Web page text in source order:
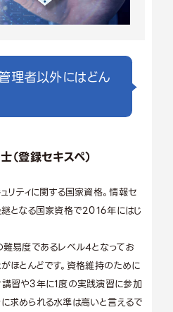
理者以外にはどん
登録セキスペ）
リティに関する国家資格。情報セ
継となる国家資格で2016年にはじ
易度であるレベル4となってお
ほとんどです。資格維持のために
習や3年に1度の実践演習に参加
求められる水準は高いと言えるで